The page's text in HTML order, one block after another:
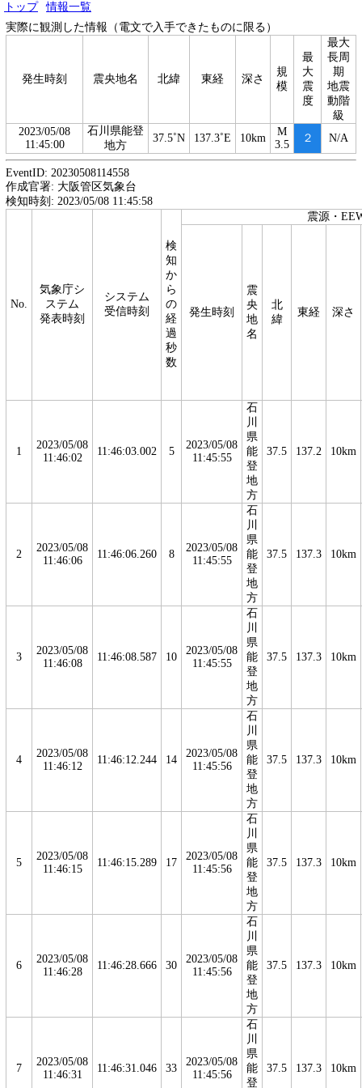
トップ
情報一覧
実際に観測した情報（電文で入手できたものに限る）
発生時刻 震央地名 北緯 東経 深さ
規
模
最
大
震
度
最大
長周
期
地震
動階
級
2023/05/08
11:45:00
石川県能登
地方
37.5˚N 137.3˚E 10km
M
3.5
２ N/A
EventID: 20230508114558
作成官署: 大阪管区気象台
検知時刻: 2023/05/08 11:45:58
No.
気象庁シ
ステム
発表時刻
システム
受信時刻
検
知
か
ら
の
経
過
秒
数
震源・
発生時刻
震
央
地
名
北
緯
東経 深さ
1
2023/05/08
11:46:02
11:46:03.002 5
2023/05/08
11:45:55
石
川
県
能
登
地
方
37.5 137.2 10km
2
2023/05/08
11:46:06
11:46:06.260 8
2023/05/08
11:45:55
石
川
県
能
登
地
方
37.5 137.3 10km
3
2023/05/08
11:46:08
11:46:08.587 10
2023/05/08
11:45:55
石
川
県
能
登
地
方
37.5 137.3 10km
4
2023/05/08
11:46:12
11:46:12.244 14
2023/05/08
11:45:56
石
川
県
能
登
地
方
37.5 137.3 10km
5
2023/05/08
11:46:15
11:46:15.289 17
2023/05/08
11:45:56
石
川
県
能
登
地
方
37.5 137.3 10km
6
2023/05/08
11:46:28
11:46:28.666 30
2023/05/08
11:45:56
石
川
県
能
登
地
方
37.5 137.3 10km
7
2023/05/08
11:46:31
11:46:31.046 33
2023/05/08
11:45:56
石
川
県
能
登
37.5 137.3 10km